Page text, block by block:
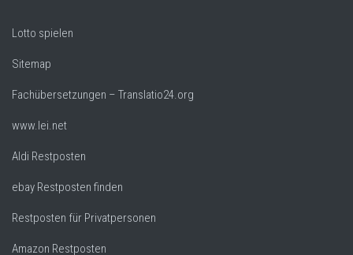
Lotto spielen
Sitemap
Fachübersetzungen – Translatio24.org
www.lei.net
Aldi Restposten
ebay Restposten finden
Restposten für Privatpersonen
Amazon Restposten